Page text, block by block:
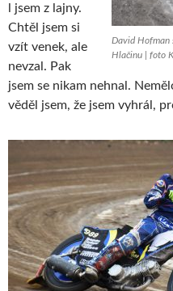
David Hofman
Hlačinu | foto
l jsem z lajny.
Chtěl jsem si
vzít venek, ale
nevzal. Pak
jsem se nikam nehnal.
věděl jsem, že jsem vyhrál,